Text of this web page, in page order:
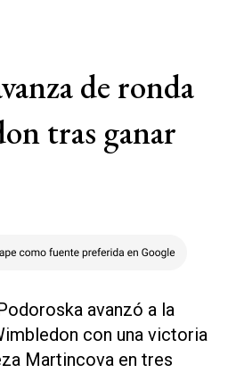
de ronda
tras ganar
avanzó a la
con una victoria
Martincova en tres